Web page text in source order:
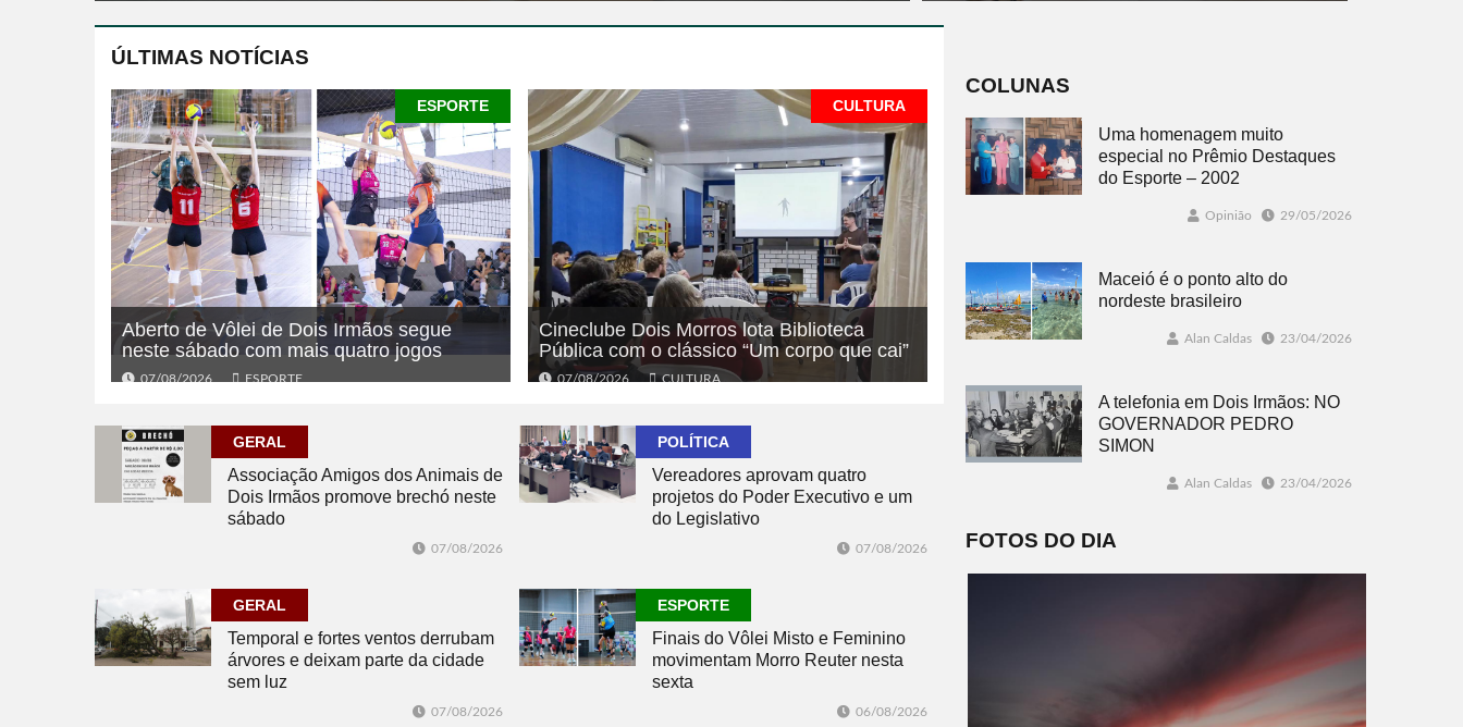
ÚLTIMAS NOTÍCIAS
ESPORTE
Aberto de Vôlei de Dois Irmãos segue
neste sábado com mais quatro jogos
07/08/2026 ESPORTE
CULTURA
Cineclube Dois Morros lota Biblioteca
Pública com o clássico “Um corpo que cai”
07/08/2026 CULTURA
GERAL
Associação Amigos dos Animais de
Dois Irmãos promove brechó neste
sábado
07/08/2026
POLÍTICA
Vereadores aprovam quatro
projetos do Poder Executivo e um
do Legislativo
07/08/2026
GERAL
Temporal e fortes ventos derrubam
árvores e deixam parte da cidade
sem luz
07/08/2026
ESPORTE
Finais do Vôlei Misto e Feminino
movimentam Morro Reuter nesta
sexta
06/08/2026
COLUNAS
Uma homenagem muito
especial no Prêmio Destaques
do Esporte – 2002
Opinião 29/05/2026
Maceió é o ponto alto do
nordeste brasileiro
Alan Caldas 23/04/2026
A telefonia em Dois Irmãos: NO
GOVERNADOR PEDRO
SIMON
Alan Caldas 23/04/2026
FOTOS DO DIA